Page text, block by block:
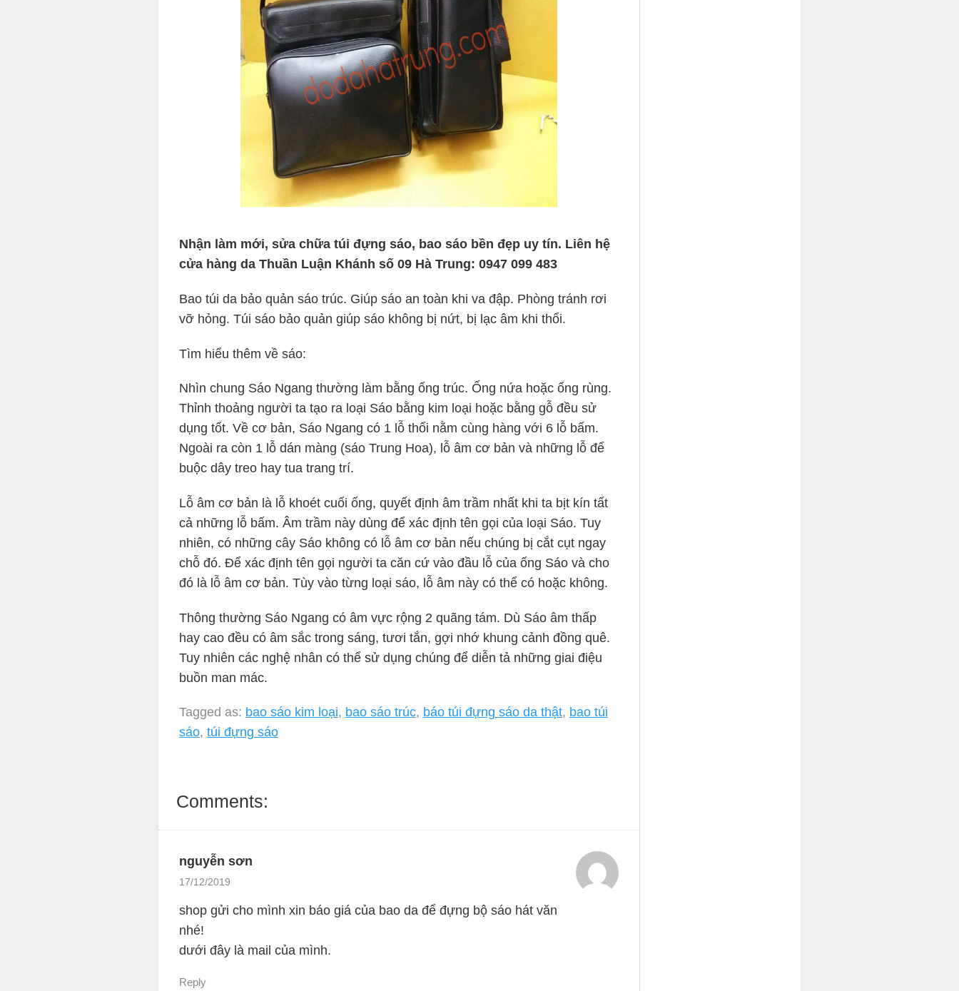
Nhận làm mới, sửa chữa túi đựng sáo, bao sáo bền đẹp uy tín. Liên hệ
cửa hàng da Thuần Luận Khánh số 09 Hà Trung: 0947 099 483
Bao túi da bảo quản sáo trúc. Giúp sáo an toàn khi va đập. Phòng tránh rơi
vỡ hỏng. Túi sáo bảo quản giúp sáo không bị nứt, bị lạc âm khi thổi.
Tìm hiểu thêm về sáo:
Nhìn chung Sáo Ngang thường làm bằng ống trúc. Ống nứa hoặc ống rùng.
Thỉnh thoảng người ta tạo ra loại Sáo bằng kim loại hoặc bằng gỗ đều sử
dụng tốt. Về cơ bản, Sáo Ngang có 1 lỗ thổi nằm cùng hàng với 6 lỗ bấm.
Ngoài ra còn 1 lỗ dán màng (sáo Trung Hoa), lỗ âm cơ bản và những lỗ để
buộc dây treo hay tua trang trí.
Lỗ âm cơ bản là lỗ khoét cuối ống, quyết định âm trầm nhất khi ta bịt kín tất
cả những lỗ bấm. Âm trầm này dùng để xác định tên gọi của loại Sáo. Tuy
nhiên, có những cây Sáo không có lỗ âm cơ bản nếu chúng bị cắt cụt ngay
chỗ đó. Để xác định tên gọi người ta căn cứ vào đầu lỗ của ống Sáo và cho
đó là lỗ âm cơ bản. Tùy vào từng loại sáo, lỗ âm này có thể có hoặc không.
Thông thường Sáo Ngang có âm vực rộng 2 quãng tám. Dù Sáo âm thấp
hay cao đều có âm sắc trong sáng, tươi tắn, gợi nhớ khung cảnh đồng quê.
Tuy nhiên các nghệ nhân có thể sử dụng chúng để diễn tả những giai điệu
buồn man mác.
Tagged as: bao sáo kim loại, bao sáo trúc, báo túi đựng sáo da thật, bao túi
sáo, túi đựng sáo
Comments:
nguyễn sơn
17/12/2019
shop gửi cho mình xin báo giá của bao da để đựng bộ sáo hát văn
nhé!
dưới đây là mail của mình.
Reply